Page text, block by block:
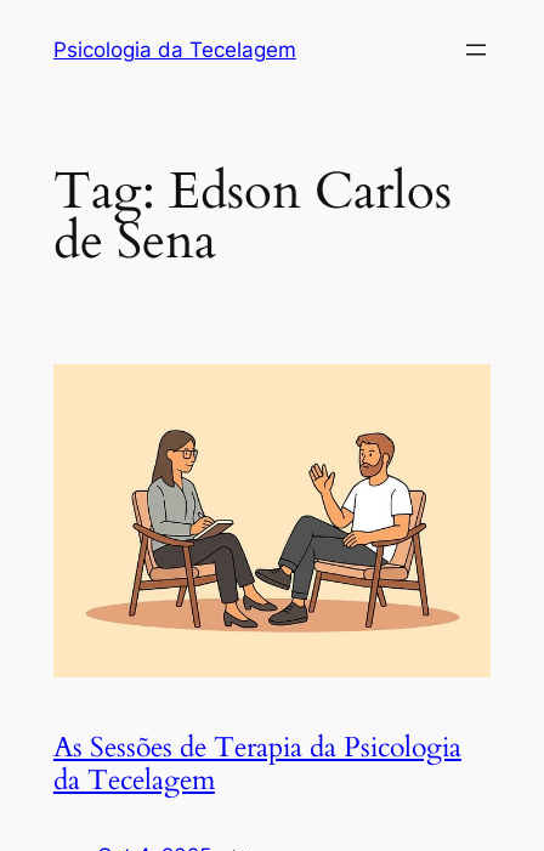
Psicologia da Tecelagem
Tag: Edson Carlos
de Sena
As Sessões de Terapia da Psicologia
da Tecelagem